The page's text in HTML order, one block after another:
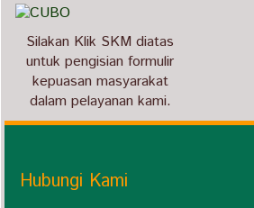
Silakan Klik SKM diatas
untuk pengisian formulir
kepuasan masyarakat
dalam pelayanan kami.
Hubungi Kami